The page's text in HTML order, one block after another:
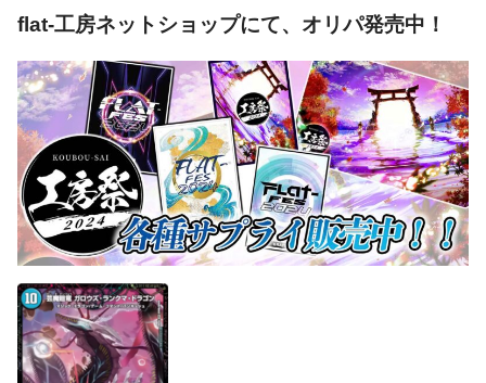
flat-工房ネットショップにて、オリパ発売中！